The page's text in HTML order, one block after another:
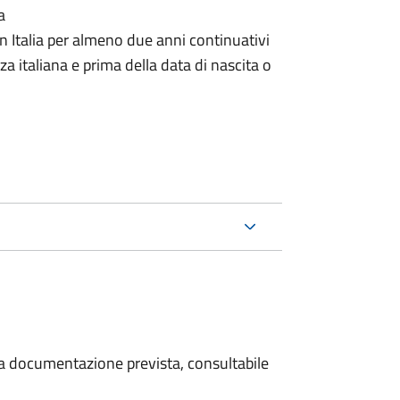
Italia per almeno due anni continuativi
italiana e prima della data di nascita o
prevista, consultabile